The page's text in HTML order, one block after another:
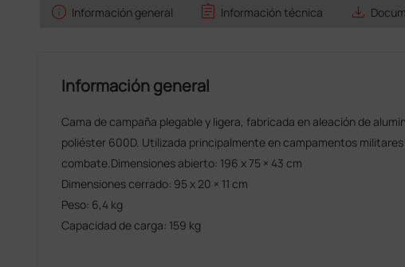
info Información general assignment Información técnica save_alt
Información general
Cama de campaña plegable y ligera, fabricada en aleación de
poliéster 600D. Utilizada principalmente en campamentos militares
combate.Dimensiones abierto: 196 x 75 × 43 cm
Dimensiones cerrado: 95 x 20 × 11 cm
Peso: 6,4 kg
Capacidad de carga: 159 kg